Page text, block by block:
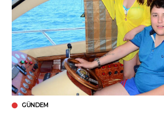
GÜNDEM